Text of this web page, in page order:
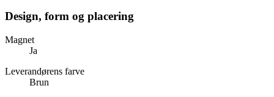
Design, form og placering
Magnet
Ja
Leverandørens farve
Brun